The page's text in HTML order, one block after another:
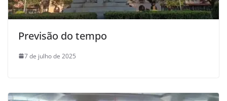
Previsão do tempo
7 de julho de 2025